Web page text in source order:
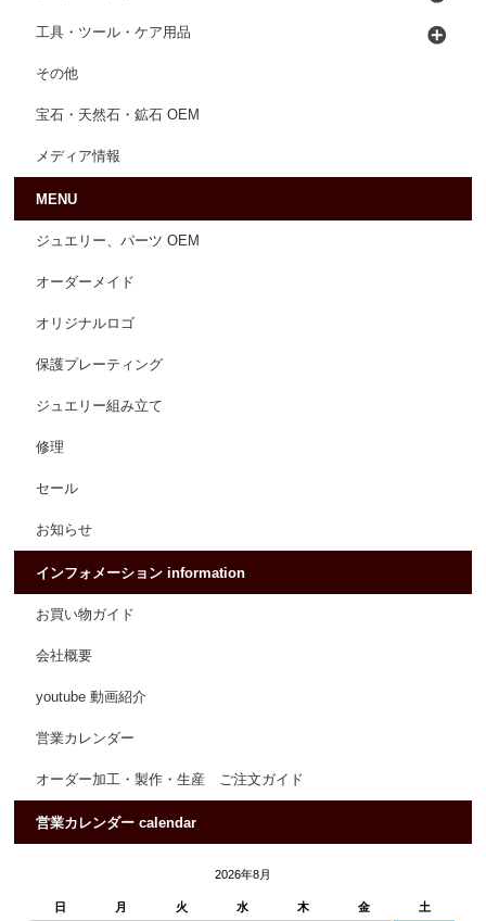
工具・ツール・ケア用品
その他
宝石・天然石・鉱石 OEM
メディア情報
MENU
ジュエリー、パーツ OEM
オーダーメイド
オリジナルロゴ
保護プレーティング
ジュエリー組み立て
修理
セール
お知らせ
インフォメーション information
お買い物ガイド
会社概要
youtube 動画紹介
営業カレンダー
オーダー加工・製作・生産 ご注文ガイド
営業カレンダー calendar
2026年8月
日 月 火 水 木 金 土